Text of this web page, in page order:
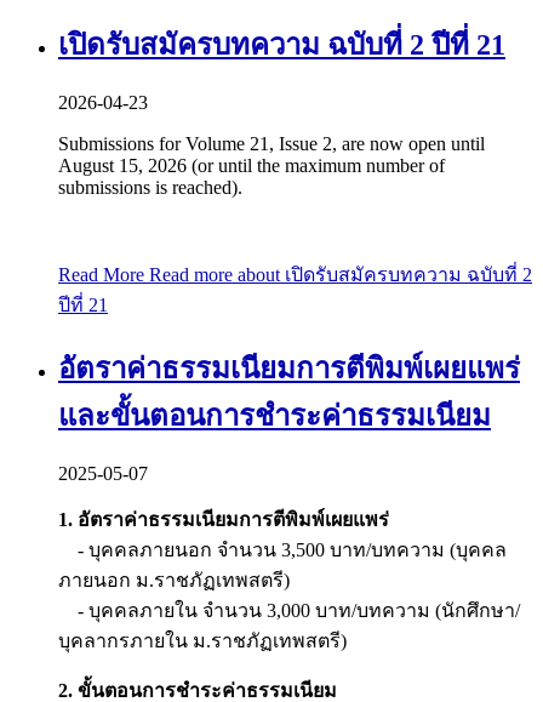
เปิดรับสมัครบทความ ฉบับที่ 2 ปีที่ 21
2026-04-23
Submissions for Volume 21, Issue 2, are now open until
August 15, 2026 (or until the maximum number of
submissions is reached).
Read More Read more about เปิดรับสมัครบทความ ฉบับที่ 2
ปีที่ 21
อัตราค่าธรรมเนียมการตีพิมพ์เผยแพร่
และขั้นตอนการชำระค่าธรรมเนียม
2025-05-07
1. อัตราค่าธรรมเนียมการตีพิมพ์เผยแพร่
- บุคคลภายนอก จำนวน 3,500 บาท/บทความ (บุคคล
ภายนอก ม.ราชภัฏเทพสตรี)
- บุคคลภายใน จำนวน 3,000 บาท/บทความ (นักศึกษา/
บุคลากรภายใน ม.ราชภัฏเทพสตรี)
2. ขั้นตอนการชำระค่าธรรมเนียม